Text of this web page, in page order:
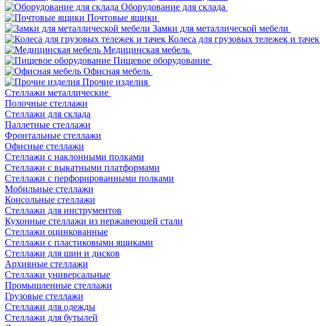
Оборудование для склада
Почтовые ящики
Замки для металлической мебели
Колеса для грузовых тележек и тачек
Медицинская мебель
Пищевое оборудование
Офисная мебель
Прочие изделия
Стеллажи металлические
Полочные стеллажи
Стеллажи для склада
Паллетные стеллажи
Фронтальные стеллажи
Офисные стеллажи
Стеллажи с наклонными полками
Стеллажи с выкатными платформами
Стеллажи с перфорированными полками
Мобильные стеллажи
Консольные стеллажи
Стеллажи для инструментов
Кухонные стеллажи из нержавеющей стали
Стеллажи оцинкованные
Стеллажи с пластиковыми ящиками
Стеллажи для шин и дисков
Архивные стеллажи
Стеллажи универсальные
Промышленные стеллажи
Грузовые стеллажи
Стеллажи для одежды
Стеллажи для бутылей